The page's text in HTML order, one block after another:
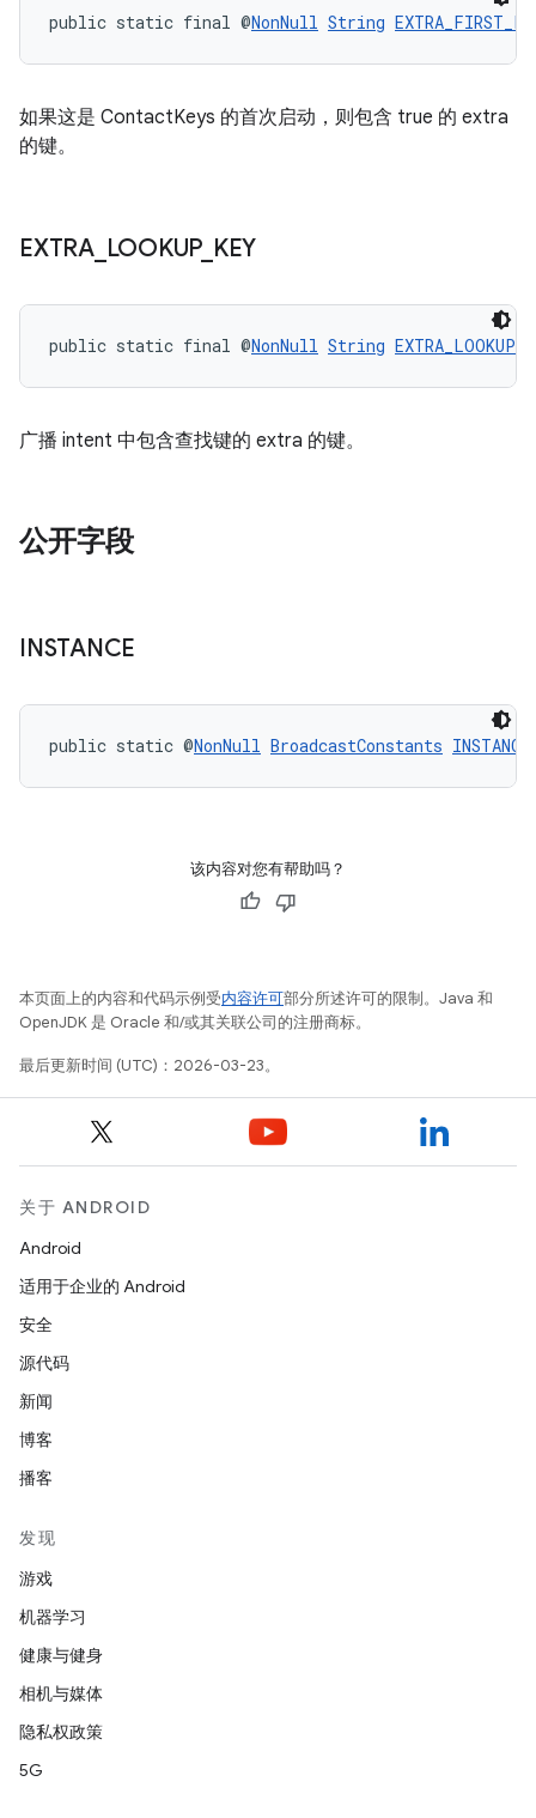
public static final @NonNull String
如果这是 ContactKeys 的首次启动，则包含 true 的 extra
的键。
EXTRA_ LOOKUP_ KEY
public static final @NonNull String
广播 intent 中包含查找键的 extra 的键。
公开字段
INSTANCE
public static @NonNull BroadcastConstants INSTANCE
该内容对您有帮助吗？
本页面上的内容和代码示例受内容许可部分所述许可的限制。Java 和
OpenJDK 是 Oracle 和/或其关联公司的注册商标。
最后更新时间 (UTC)：2026-03-23。
关于 ANDROID
Android
适用于企业的 Android
安全
源代码
新闻
博客
播客
发现
游戏
机器学习
健康与健身
相机与媒体
隐私权政策
5G